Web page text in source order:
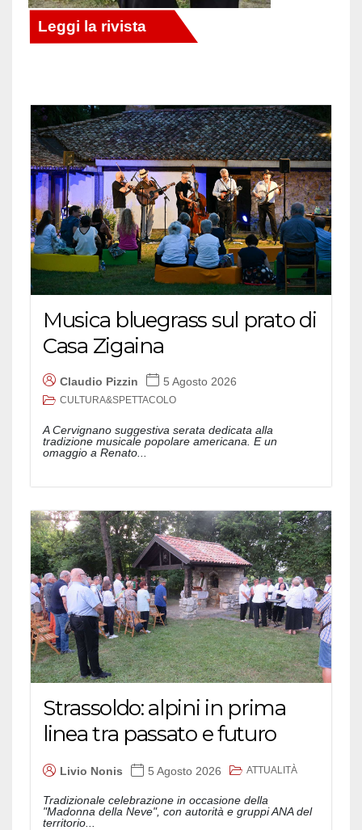
Musica bluegrass sul prato di
Casa Zigaina
Claudio Pizzin 5 Agosto 2026
CULTURA&SPETTACOLO
A Cervignano suggestiva serata dedicata alla
tradizione musicale popolare americana. E un
omaggio a Renato...
Strassoldo: alpini in prima
linea tra passato e futuro
Livio Nonis 5 Agosto 2026 ATTUALITÀ
Tradizionale celebrazione in occasione della
"Madonna della Neve", con autorità e gruppi ANA del
territorio...